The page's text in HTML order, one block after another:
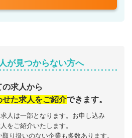
が見つからない方へ
求人から
た求人をご紹介できます。
人は一部となります。お申し込み
をご紹介いたします。
り扱いのない企業も多数あります。